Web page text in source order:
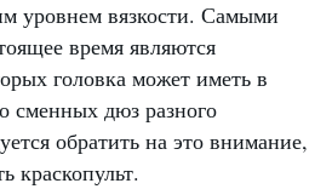
уровнем вязкости. Самыми
время являются
головка может иметь в
сменных дюз разного
обратить на это внимание,
краскопульт.